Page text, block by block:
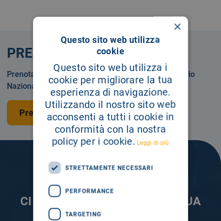
CI PRENDIAMO CURA DELLA TUA
INFORMAZIONE
PRENOTA
Prenotare una visita o un esame in Servizio Sanitario
Nazionale o privatamente.
Prenota una visita
×
Questo sito web utilizza
cookie
Questo sito web utilizza i
cookie per migliorare la tua
esperienza di navigazione.
Utilizzando il nostro sito web
acconsenti a tutti i cookie in
conformità con la nostra
policy per i cookie. Leggi di più
STRETTAMENTE NECESSARI
PERFORMANCE
TARGETING